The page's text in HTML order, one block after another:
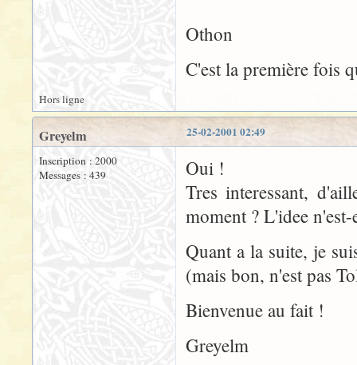
Othon
C'est la première fois
Hors ligne
25-02-2001 02:49
Greyelm
Inscription : 2000
Messages : 439
Oui !
Tres interessant,
moment ? L'idee
Quant a la suite, je
(mais bon, n'est pas
Bienvenue au fait !
Greyelm